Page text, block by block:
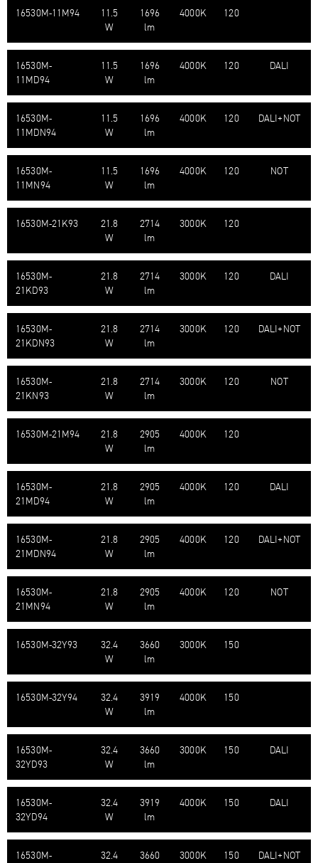
16530M-​11M94
11.5
W
1696
lm
4000K 120
16530M-​
11MD94
11.5
W
1696
lm
4000K 120 DALI
16530M-​
11MDN94
11.5
W
1696
lm
4000K 120 DALI+NOT
16530M-​
11MN94
11.5
W
1696
lm
4000K 120 NOT
16530M-​21K93
21.8
W
2714
lm
3000K 120
16530M-​
21KD93
21.8
W
2714
lm
3000K 120 DALI
16530M-​
21KDN93
21.8
W
2714
lm
3000K 120 DALI+NOT
16530M-​
21KN93
21.8
W
2714
lm
3000K 120 NOT
16530M-​21M94
21.8
W
2905
lm
4000K 120
16530M-​
21MD94
21.8
W
2905
lm
4000K 120 DALI
16530M-​
21MDN94
21.8
W
2905
lm
4000K 120 DALI+NOT
16530M-​
21MN94
21.8
W
2905
lm
4000K 120 NOT
16530M-​32Y93
32.4
W
3660
lm
3000K 150
16530M-​32Y94
32.4
W
3919
lm
4000K 150
16530M-​
32YD93
32.4
W
3660
lm
3000K 150 DALI
16530M-​
32YD94
32.4
W
3919
lm
4000K 150 DALI
16530M-​
32.4
3660
3000K 150 DALI+NOT